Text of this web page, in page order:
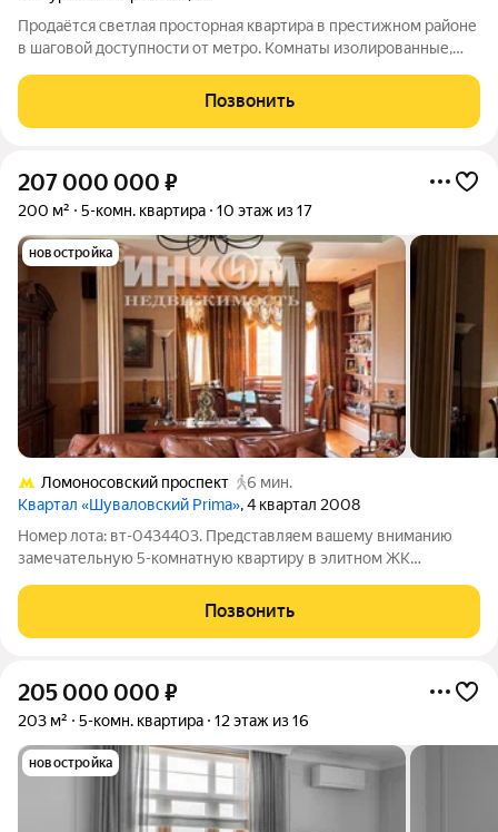
Продаётся светлая просторная квартира в престижном районе
в шаговой доступности от метро. Комнаты изолированные,
Есть постирочная. Ремонт делали из дорогих качественных
материалов. Наличие
Позвонить
207 000 000 ₽
200 м² 5-комн. квартира 10 этаж из 17
новостройка
Ломоносовский проспект
6 мин.
Квартал «Шуваловский Prima», 4 квартал 2008
Номер лота: вт-0434403. Представляем вашему вниманию
замечательную 5-комнатную квартиру в элитном ЖК
расположена на 10-м этаже 17-этажного дома. Высокие
потолки - 3 метра - наполняют пространство
Позвонить
205 000 000 ₽
203 м² 5-комн. квартира 12 этаж из 16
новостройка